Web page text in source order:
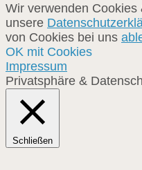
Wir verwenden Cookies
unsere
von Cookies bei uns
OK mit Cookies
Impressum
Privatsphäre &
Schließen